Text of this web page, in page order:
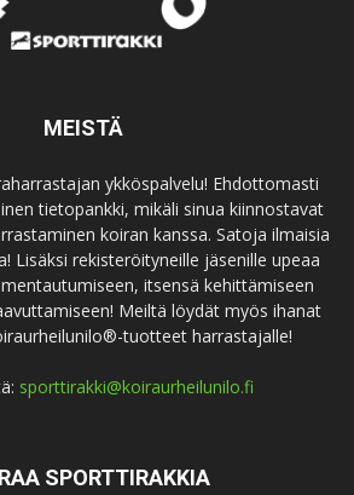
MEISTÄ
ykköspalvelu! Ehdottomasti
tietopankki, mikäli sinua kiinnostavat
koiran kanssa. Satoja ilmaisia
Lisäksi rekisteröityneille jäsenille upeaa
itsensä kehittämiseen
Meiltä löydät myös ihanat
tuotteet harrastajalle!
sporttirakki@koiraurheilunilo.fi
SPORTTIRAKKIA